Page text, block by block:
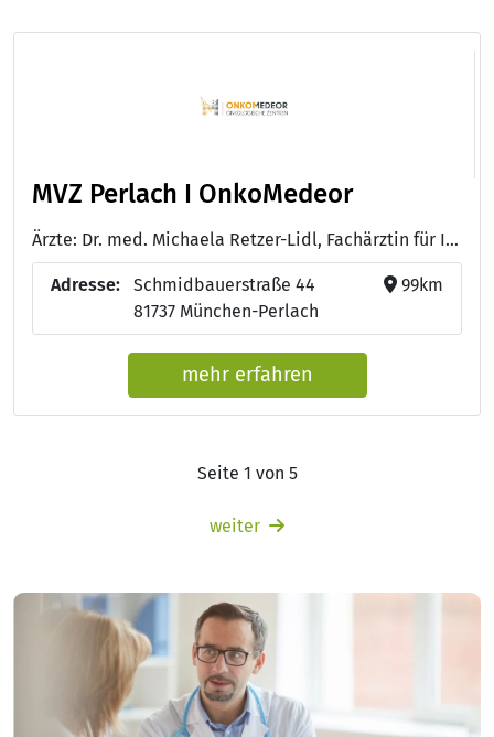
MVZ Perlach I OnkoMedeor
Ärzte: Dr. med. Michaela Retzer-Lidl, Fachärztin für Innere Medizin, Hämatologie und Onkologie - Prof. Dr. med. Dirk Becker, Internist, Gastroenterologie, Spez. internist. Intensivmedizin, Flugmedizin, DEGUM-Kursleiter (III) - Dr. med. Ernest Mathavan, Facharzt für Innere Medizin und Gastroenterologie - Prof. Dr. med. Meinolf Karthaus, Facharzt für Innere Medizin, Hämatologie und Onkologie - Dr. med. Albert Eimiller, Facharzt für Innere Medizin und Gastroenterologie
Adresse:
Schmidbauerstraße 44
81737 München-Perlach
99km
mehr erfahren
Seite 1 von 5
weiter